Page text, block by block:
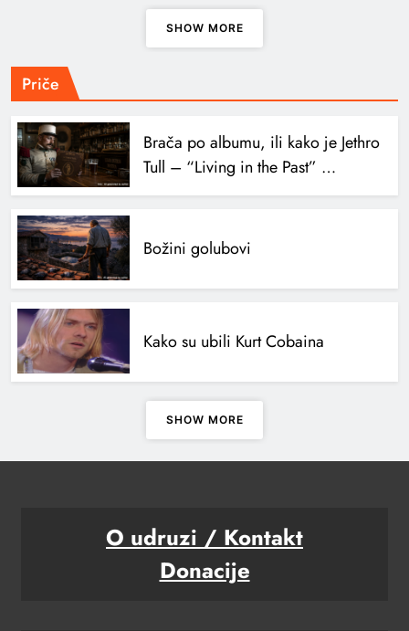
SHOW MORE
Priče
Brača po albumu, ili kako je Jethro
Tull – “Living in the Past” …
Božini golubovi
Kako su ubili Kurt Cobaina
SHOW MORE
O udruzi / Kontakt
Donacije